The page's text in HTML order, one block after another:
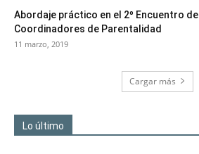
Abordaje práctico en el 2º Encuentro de
Coordinadores de Parentalidad
11 marzo, 2019
Cargar más
Lo último